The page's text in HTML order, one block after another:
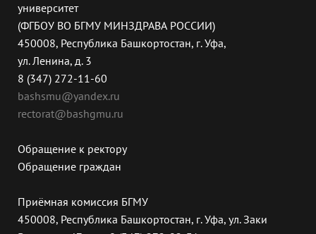
университет
(ФГБОУ ВО БГМУ МИНЗДРАВА РОССИИ)
450008, Республика Башкортостан, г. Уфа,
ул. Ленина, д. 3
8 (347) 272-11-60
bashsmu@yandex.ru
rectorat@bashgmu.ru
Обращение к ректору
Обращение граждан
Приёмная комиссия БГМУ
450008, Республика Башкортостан, г. Уфа, ул. Заки